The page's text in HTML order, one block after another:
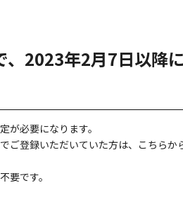
、2023年2月7日以降
が必要になります。
ご登録いただいていた方は、こちらか
要です。